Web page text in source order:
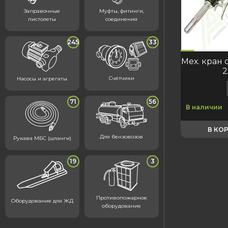
код:1057 код:1057
Мех. кран
В наличии
В
код:5888 код:5888
код:1058
Заправочные
пистолеты
Муфты, фитинги,
соединения
Насосы и агрегаты
245
Счётчики
33
Рукава МБС (шланги)
71
Для бензовозов
56
Оборудование для ЖД
19
Противопожарное
оборудование
3